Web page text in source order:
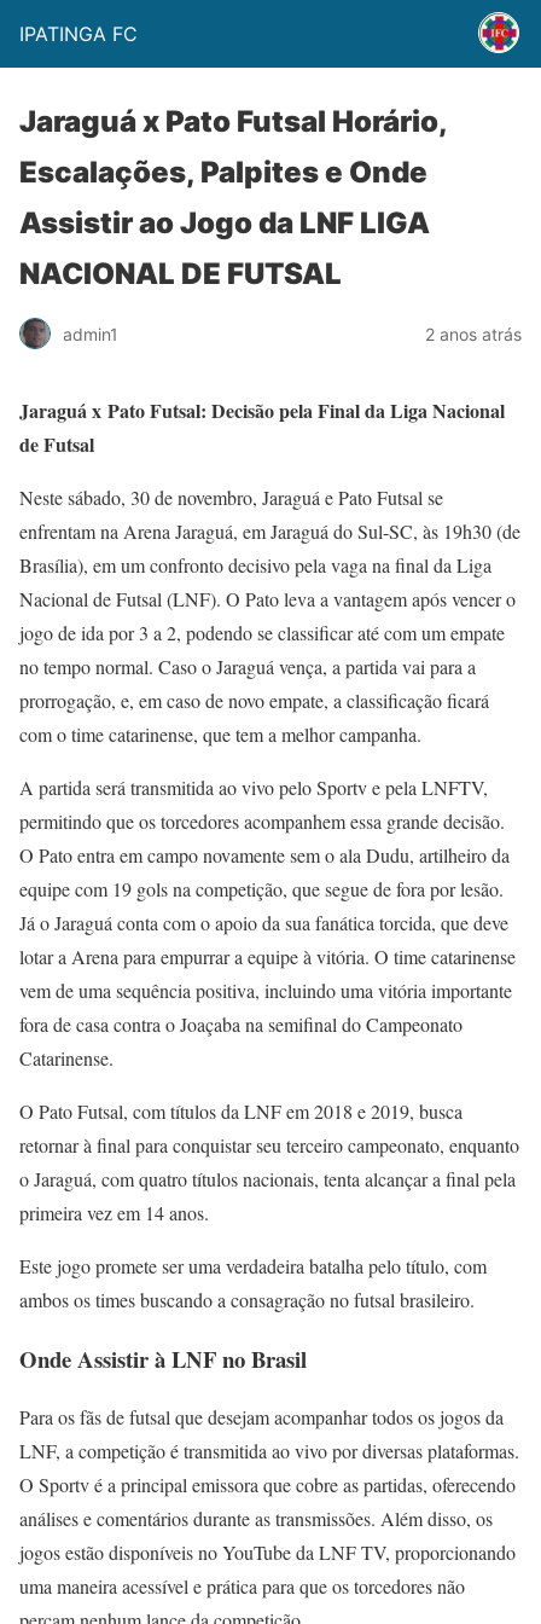
IPATINGA FC
Jaraguá x Pato Futsal Horário,
Escalações, Palpites e Onde
Assistir ao Jogo da LNF LIGA
NACIONAL DE FUTSAL
admin1 2 anos atrás
Jaraguá x Pato Futsal: Decisão pela Final da Liga Nacional
de Futsal
Neste sábado, 30 de novembro, Jaraguá e Pato Futsal se
enfrentam na Arena Jaraguá, em Jaraguá do Sul-SC, às 19h30 (de
Brasília), em um confronto decisivo pela vaga na final da Liga
Nacional de Futsal (LNF). O Pato leva a vantagem após vencer o
jogo de ida por 3 a 2, podendo se classificar até com um empate
no tempo normal. Caso o Jaraguá vença, a partida vai para a
prorrogação, e, em caso de novo empate, a classificação ficará
com o time catarinense, que tem a melhor campanha.
A partida será transmitida ao vivo pelo Sportv e pela LNFTV,
permitindo que os torcedores acompanhem essa grande decisão.
O Pato entra em campo novamente sem o ala Dudu, artilheiro da
equipe com 19 gols na competição, que segue de fora por lesão.
Já o Jaraguá conta com o apoio da sua fanática torcida, que deve
lotar a Arena para empurrar a equipe à vitória. O time catarinense
vem de uma sequência positiva, incluindo uma vitória importante
fora de casa contra o Joaçaba na semifinal do Campeonato
Catarinense.
O Pato Futsal, com títulos da LNF em 2018 e 2019, busca
retornar à final para conquistar seu terceiro campeonato, enquanto
o Jaraguá, com quatro títulos nacionais, tenta alcançar a final pela
primeira vez em 14 anos.
Este jogo promete ser uma verdadeira batalha pelo título, com
ambos os times buscando a consagração no futsal brasileiro.
Onde Assistir à LNF no Brasil
Para os fãs de futsal que desejam acompanhar todos os jogos da
LNF, a competição é transmitida ao vivo por diversas plataformas.
O Sportv é a principal emissora que cobre as partidas, oferecendo
análises e comentários durante as transmissões. Além disso, os
jogos estão disponíveis no YouTube da LNF TV, proporcionando
uma maneira acessível e prática para que os torcedores não